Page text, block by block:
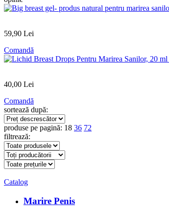
59,90 Lei
Comandă
40,00 Lei
Comandă
sortează după:
produse pe pagină: 18 36 72
filtrează:
Catalog
Marire Penis